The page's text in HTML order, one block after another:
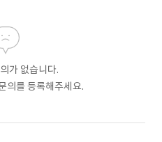
가 없습니다.
의를 등록해주세요.